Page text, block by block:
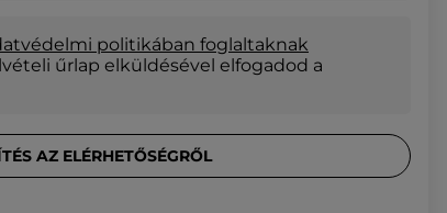
politikában foglaltaknak
űrlap elküldésével elfogadod a
AZ ELÉRHETŐSÉGRŐL